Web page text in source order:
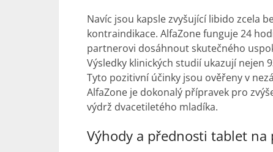
Navíc jsou kapsle zvyšující libido zcela
kontraindikace. AlfaZone funguje 24
partnerovi dosáhnout skutečného
Výsledky klinických studií ukazují nejen
Tyto pozitivní účinky jsou ověřeny v
AlfaZone je dokonalý přípravek pro
výdrž dvacetiletého mladíka.
Výhody a přednosti tablet